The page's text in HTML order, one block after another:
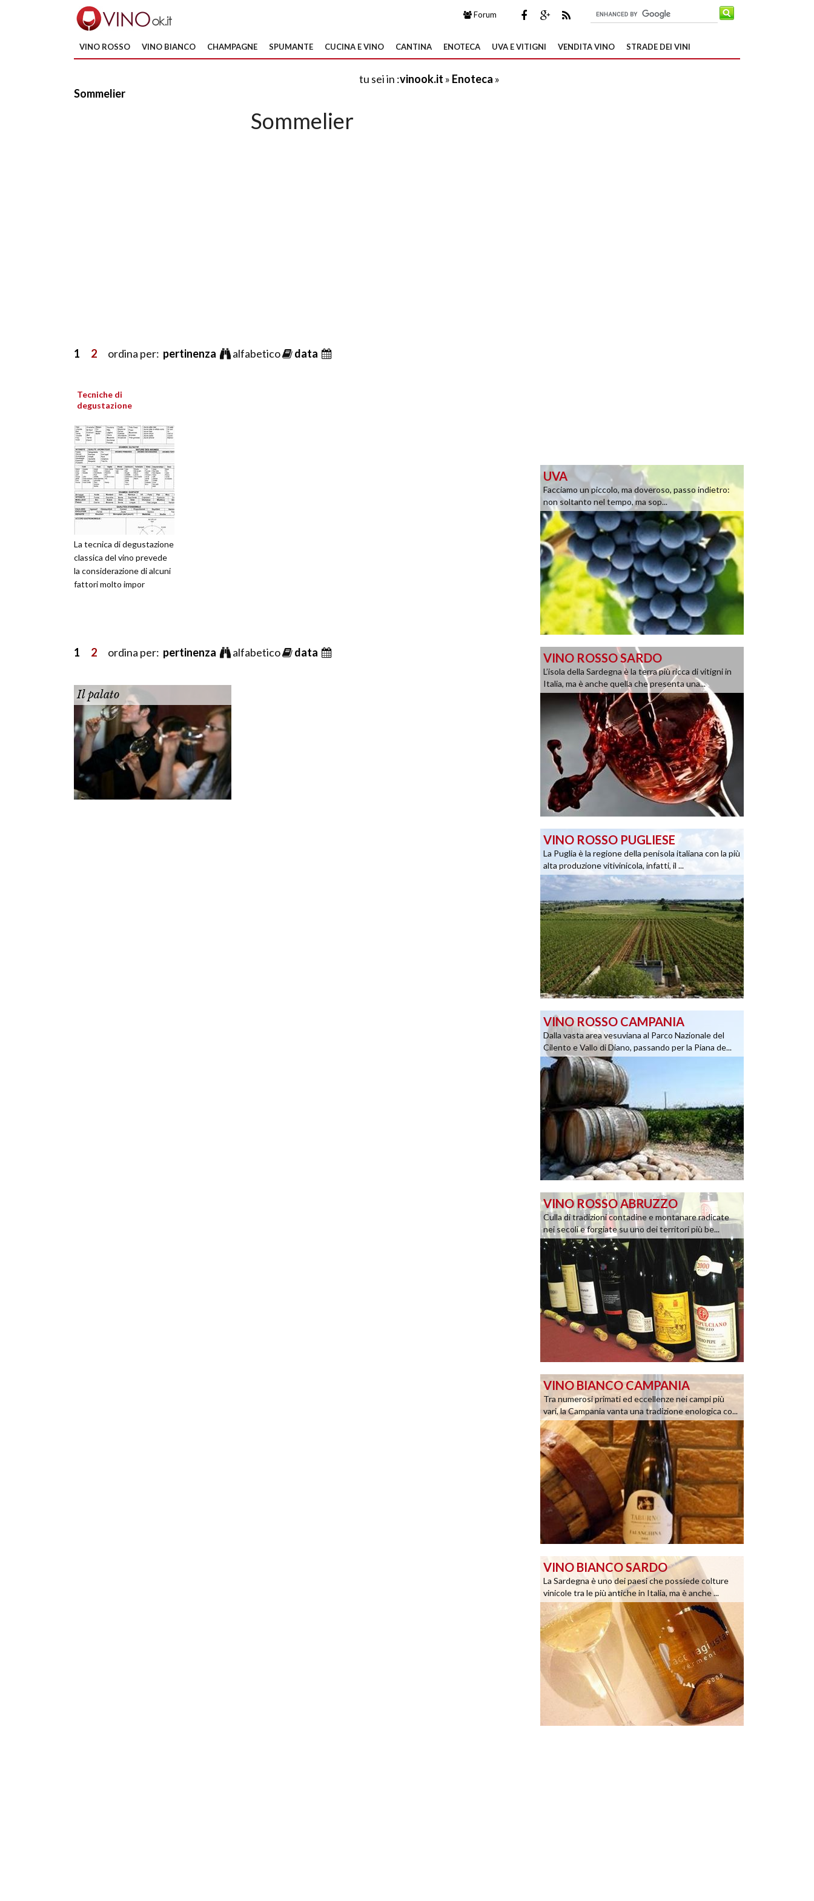
Forum
VINO ROSSO VINO BIANCO CHAMPAGNE SPUMANTE CUCINA E VINO CANTINA ENOTECA UVA E VITIGNI VENDITA VINO STRADE DEI VINI
tu sei in :vinook.it » Enoteca »
Sommelier
Sommelier
1 2 ordina per: pertinenza alfabetico data
Tecniche di
degustazione
La tecnica di degustazione
classica del vino prevede
la considerazione di alcuni
fattori molto impor
1 2 ordina per: pertinenza alfabetico data
Il palato
UVA
Facciamo un piccolo, ma doveroso, passo indietro:
non soltanto nel tempo, ma sop...
VINO ROSSO SARDO
L’isola della Sardegna è la terra più ricca di vitigni in
Italia, ma è anche quella che presenta una...
VINO ROSSO PUGLIESE
La Puglia è la regione della penisola italiana con la più
alta produzione vitivinicola, infatti, il ...
VINO ROSSO CAMPANIA
Dalla vasta area vesuviana al Parco Nazionale del
Cilento e Vallo di Diano, passando per la Piana de...
VINO ROSSO ABRUZZO
Culla di tradizioni contadine e montanare radicate
nei secoli e forgiate su uno dei territori più be...
VINO BIANCO CAMPANIA
Tra numerosi primati ed eccellenze nei campi più
vari, la Campania vanta una tradizione enologica co...
VINO BIANCO SARDO
La Sardegna è uno dei paesi che possiede colture
vinicole tra le più antiche in Italia, ma è anche ...